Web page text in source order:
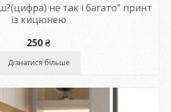
не так і багато” принт
із кицюнею
250₴
Дізнатися більше